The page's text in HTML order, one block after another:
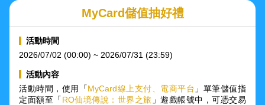
MyCard儲值抽好禮
活動時間
2026/07/02 (00:00) ~ 2026/07/31 (23:59)
活動內容
活動時間，使用「MyCard線上支付、電商平台 」單筆儲值指
定面額至「 RO仙境傳說：世界之旅 」遊戲帳號中，可憑交易